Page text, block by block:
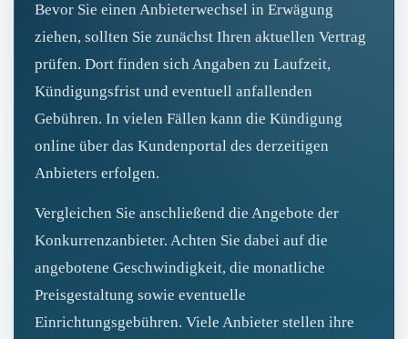
Bevor Sie einen Anbieterwechsel in Erwägung
ziehen, sollten Sie zunächst Ihren aktuellen Vertrag
prüfen. Dort finden sich Angaben zu Laufzeit,
Kündigungsfrist und eventuell anfallenden
Gebühren. In vielen Fällen kann die Kündigung
online über das Kundenportal des derzeitigen
Anbieters erfolgen.
Vergleichen Sie anschließend die Angebote der
Konkurrenzanbieter. Achten Sie dabei auf die
angebotene Geschwindigkeit, die monatliche
Preisgestaltung sowie eventuelle
Einrichtungsgebühren. Viele Anbieter stellen ihre